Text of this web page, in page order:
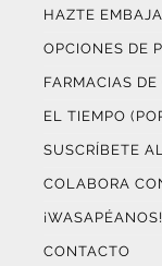
HAZTE
OPCIONES DE
FARMACIAS DE
EL TIEMPO
SUSCRÍBETE
COLABORA
¡WASAPÉANOS!
CONTACTO